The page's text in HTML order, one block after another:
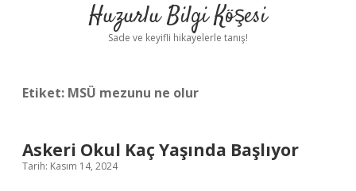
Yasal Uyarı
Huzurlu Bilgi Köşesi
Sade ve keyifli hikayelerle tanış!
Etiket: MSÜ mezunu ne olur
Askeri Okul Kaç Yaşında Başlıyor
Tarih: Kasım 14, 2024